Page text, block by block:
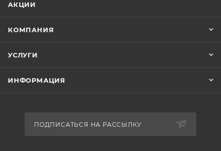
АКЦИИ
КОМПАНИЯ
УСЛУГИ
ИНФОРМАЦИЯ
ПОДПИСАТЬСЯ НА РАССЫЛКУ